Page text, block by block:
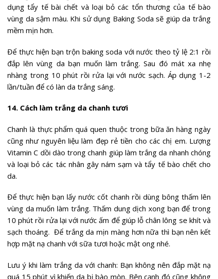
dụng tẩy tế bài chết và loại bỏ các tổn thương của tế bào
vùng da sậm màu. Khi sử dụng Baking Soda sẽ giúp da trắng
mềm mịn hơn.
Để thực hiện bạn trộn baking soda với nước theo tỷ lệ 2:1 rồi
đắp lên vùng da bạn muốn làm trắng. Sau đó mát xa nhẹ
nhàng trong 10 phút rồi rửa lại với nước sạch. Áp dụng 1-2
lần/tuần để có làn da trắng sáng.
14. Cách làm trắng da chanh tươi
Chanh là thực phẩm quá quen thuộc trong bữa ăn hàng ngày
cũng như nguyên liệu làm đẹp rẻ tiền cho các chị em. Lượng
Vitamin C dồi dào trong chanh giúp làm trắng da nhanh chóng
và loại bỏ các tác nhân gây nám sạm và tẩy tế bào chết cho
da.
Để thực hiện bạn lấy nước cốt chanh rồi dùng bông thấm lên
vùng da muốn làm trắng. Thấm dung dịch xong bạn để trong
10 phút rồi rửa lại với nước ấm để giúp lỗ chân lông se khít và
sạch thoáng. Để trắng da mịn màng hơn nữa thì bạn nên kết
hợp mặt nạ chanh với sữa tươi hoặc mật ong nhé.
Lưu ý khi làm trắng da với chanh: Bạn không nên đắp mặt nạ
quá 15 phút vì khiến da bị bào mòn. Bên cạnh đó cũng không